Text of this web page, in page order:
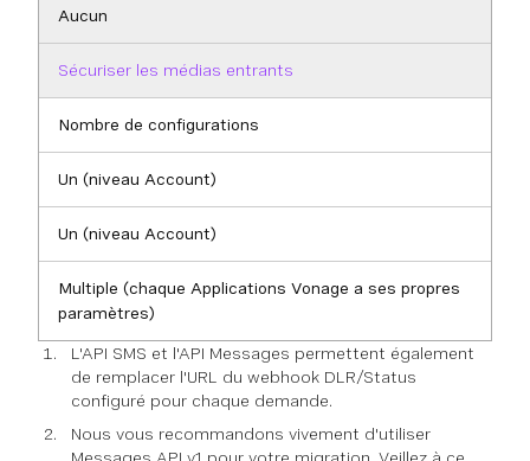
Aucun
Sécuriser les médias entrants
Nombre de configurations
Un (niveau Account)
Un (niveau Account)
Multiple (chaque Applications Vonage a ses propres
paramètres)
L'API SMS et l'API Messages permettent également
de remplacer l'URL du webhook DLR/Status
configuré pour chaque demande.
Nous vous recommandons vivement d'utiliser